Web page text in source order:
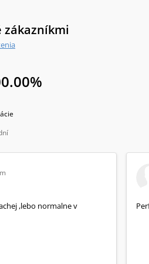
zákazníkmi
%
,lebo normalne v